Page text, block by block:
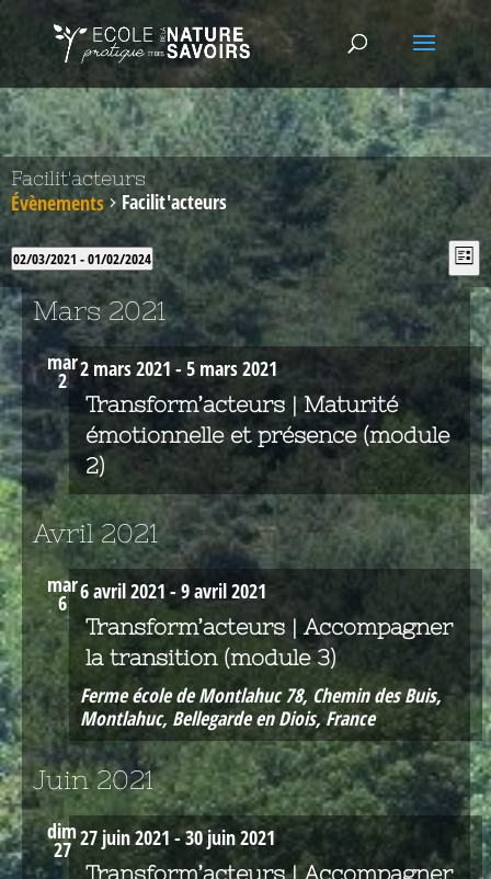
Facilit'acteurs
Évènements Facilit'acteurs
par
de
Liste
02/03/2021 - 01/02/2024
Sélectionnez
une
date.
Mars 2021
mar
2 2 mars 2021- 5 mars 2021
Transform’acteurs | Maturité
émotionnelle et présence (module
2)
Avril 2021
mar
6 6 avril 2021-9 avril 2021
Transform’acteurs | Accompagner
la transition (module 3)
Ferme école de Montlahuc78, Chemin des Buis,
Montlahuc, Bellegarde en Diois, France
Juin 2021
dim
27 27 juin 2021 -30 juin 2021
Transform’acteurs | Accompagner